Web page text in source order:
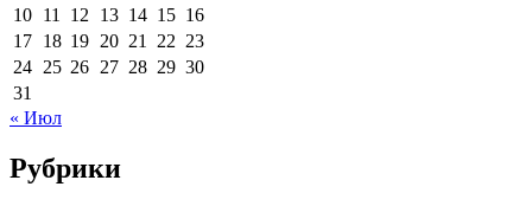
10 11 12 13 14 15 16
17 18 19 20 21 22 23
24 25 26 27 28 29 30
31
« Июл
Рубрики